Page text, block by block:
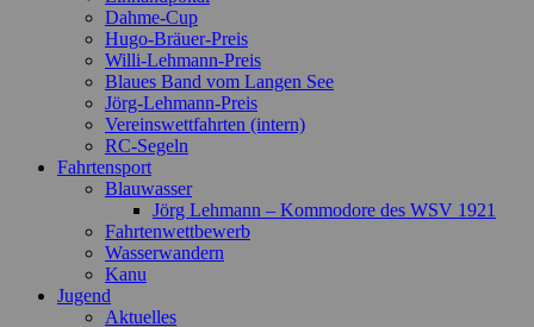
Dahme-Cup
Hugo-Bräuer-Preis
Willi-Lehmann-Preis
Blaues Band vom Langen See
Jörg-Lehmann-Preis
Vereinswettfahrten (intern)
RC-Segeln
Fahrtensport
Blauwasser
Jörg Lehmann – Kommodore des WSV 1921
Fahrtenwettbewerb
Wasserwandern
Kanu
Jugend
Aktuelles